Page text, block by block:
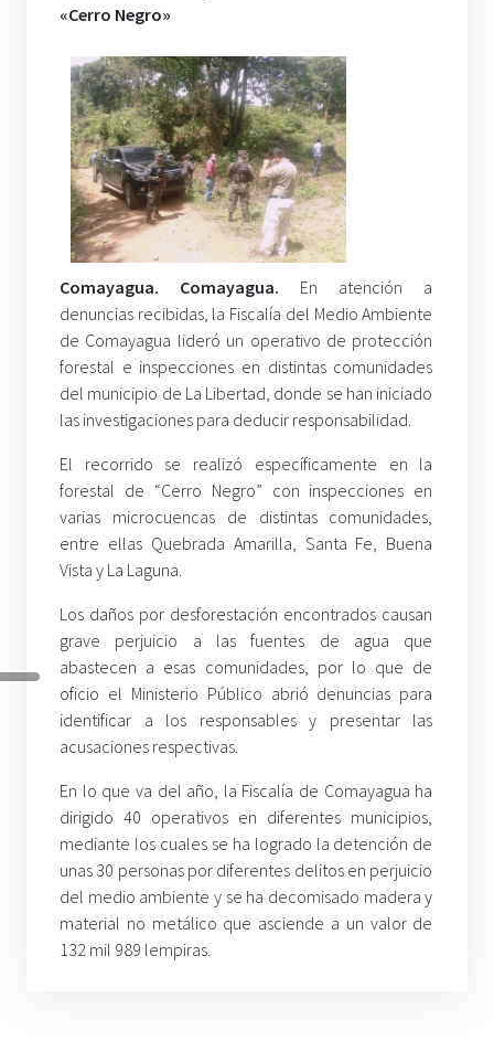
«Cerro Negro»
Comayagua. Comayagua. En atención a
denuncias recibidas, la Fiscalía del Medio Ambiente
de Comayagua lideró un operativo de protección
forestal e inspecciones en distintas comunidades
del municipio de La Libertad, donde se han iniciado
las investigaciones para deducir responsabilidad.
El recorrido se realizó específicamente en la
forestal de “Cerro Negro” con inspecciones en
varias microcuencas de distintas comunidades,
entre ellas Quebrada Amarilla, Santa Fe, Buena
Vista y La Laguna.
Los daños por desforestación encontrados causan
grave perjuicio a las fuentes de agua que
abastecen a esas comunidades, por lo que de
oficio el Ministerio Público abrió denuncias para
identificar a los responsables y presentar las
acusaciones respectivas.
En lo que va del año, la Fiscalía de Comayagua ha
dirigido 40 operativos en diferentes municipios,
mediante los cuales se ha logrado la detención de
unas 30 personas por diferentes delitos en perjuicio
del medio ambiente y se ha decomisado madera y
material no metálico que asciende a un valor de
132 mil 989 lempiras.